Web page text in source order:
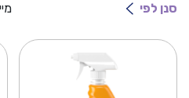
סנן לפי